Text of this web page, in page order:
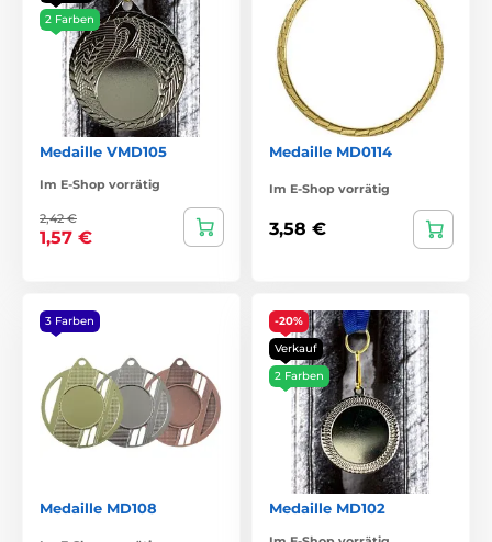
2 Farben
Medaille VMD105
Im E-Shop vorrätig
2,42 €
1,57 €
Medaille MD0114
Im E-Shop vorrätig
3,58 €
3 Farben
Medaille MD108
-20%
Verkauf
2 Farben
Medaille MD102